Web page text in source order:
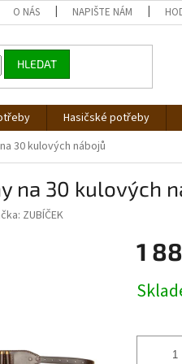
O NÁS NAPIŠTE NÁM
HLEDAT
Hasičské potřeby
30 kulových nábojů
na 30 kulových
ZUBÍČEK
1
cena: